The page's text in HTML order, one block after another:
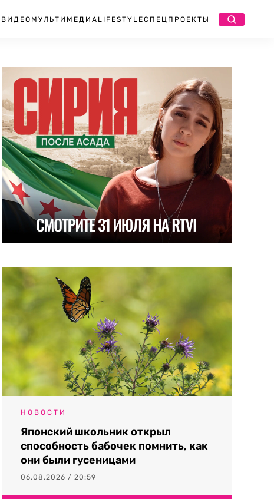
ВИДЕО МУЛЬТИМЕДИА LIFESTYLEСПЕЦПРОЕКТЫ
НОВОСТИ
Японский школьник открыл
способность бабочек помнить, как
они были гусеницами
06.08.2026 / 20:59